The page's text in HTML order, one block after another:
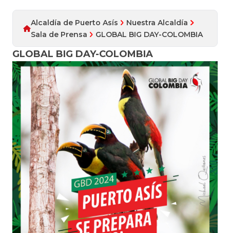
Alcaldía de Puerto Asís
Nuestra Alcaldía
Sala de Prensa
GLOBAL BIG DAY-COLOMBIA
GLOBAL BIG DAY-COLOMBIA